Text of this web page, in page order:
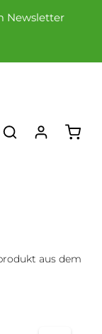
Newsletter
anzeigen
aus dem